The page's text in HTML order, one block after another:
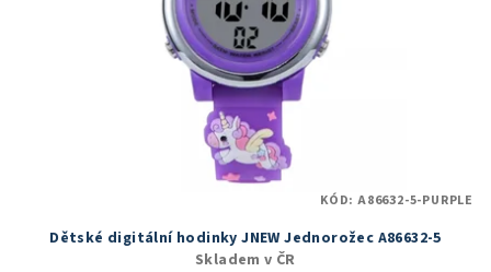
Dětské digitální hodinky JNEW Jednorožec A86632-5
Skladem v ČR
KÓD: A86632-5-PURPLE